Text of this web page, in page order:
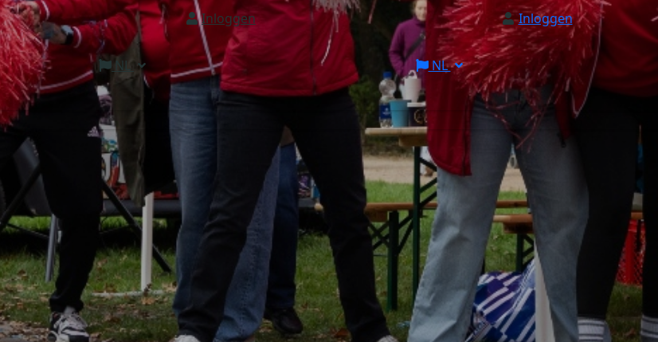
Inloggen
NL
Inloggen
NL